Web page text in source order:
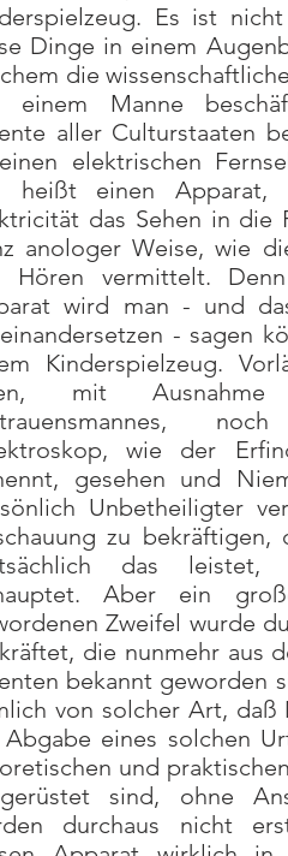
Es ist
Dinge in einem
die
einem Manne
aller Culturstaaten
elektrischen
heißt einen
das Sehen in die
anologer Weise, wie
Hören vermittelt.
wird man - und
- sagen
Kinderspielzeug.
mit Ausnahme
wie der
gesehen und
Unbetheiligter
zu bekräftigen,
das
Aber ein
Zweifel wurde
die nunmehr aus
bekannt geworden
von solcher Art, daß
Abgabe eines solchen
und
sind, ohne
durchaus nicht